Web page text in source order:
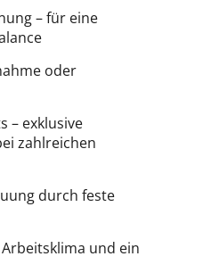
– für eine
oder
– exklusive
zahlreichen
durch feste
und ein